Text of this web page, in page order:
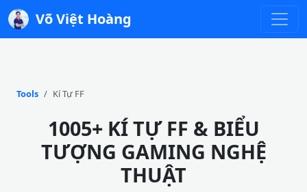
Võ Việt Hoàng
Tools Kí Tự FF
1005+ KÍ TỰ FF & BIỂU
TƯỢNG GAMING NGHỆ
THUẬT